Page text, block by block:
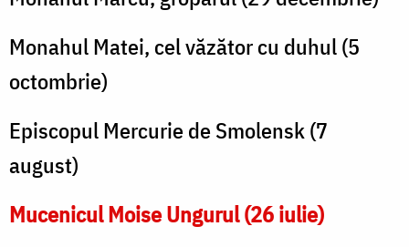
Monahul Matei, cel văzător cu duhul (5
octombrie)
Episcopul Mercurie de Smolensk (7
august)
Mucenicul Moise Ungurul (26 iulie)